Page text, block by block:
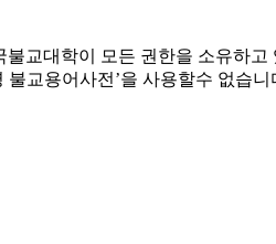
불교대학이 모든 권한을 소유하고
불교용어사전’을 사용할수 없습니